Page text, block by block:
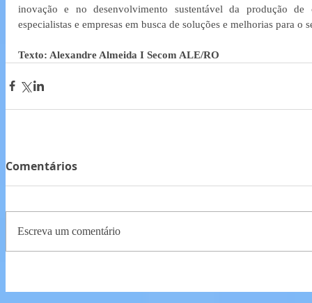
inovação e no desenvolvimento sustentável da produção de
especialistas e empresas em busca de soluções e melhorias para o
Texto: Alexandre Almeida I Secom ALE/RO
Comentários
Escreva um comentário